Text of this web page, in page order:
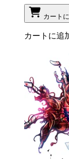
カート
カートに追